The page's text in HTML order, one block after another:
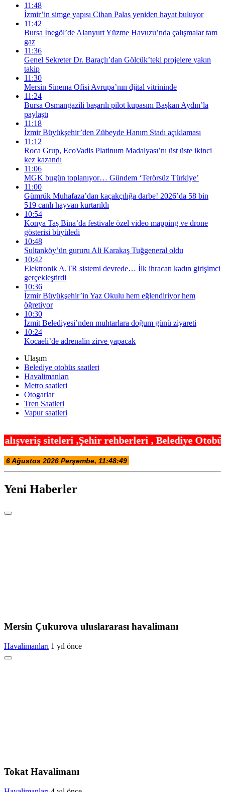
11:48
İzmir’in simge yapısı Cihan Palas yeniden hayat buluyor
11:42
Bursa İnegöl’de Alanyurt Yüzme Havuzu’nda çalışmalar tam
gaz
11:36
Genel Sekreter Dr. Baraçlı’dan Gölcük’teki projelere yakın
takip
11:30
Mersin Sinema Ofisi Avrupa’nın djital vitrininde
11:24
Bursa Osmangazili başarılı pilot kupasını Başkan Aydın’la
paylaştı
11:18
İzmir Büyükşehir’den Zübeyde Hanım Stadı açıklaması
11:12
Roca Grup, EcoVadis Platinum Madalyası’nı üst üste ikinci
kez kazandı
11:06
MGK bugün toplanıyor… Gündem ‘Terörsüz Türkiye’
11:00
Gümrük Muhafaza’dan kaçakçılığa darbe! 2026’da 58 bin
519 canlı hayvan kurtarıldı
10:54
Konya Taş Bina’da festivale özel video mapping ve drone
gösterisi büyüledi
10:48
Sultanköy’ün gururu Ali Karakaş Tuğgeneral oldu
10:42
Elektronik A.TR sistemi devrede… İlk ihracatı kadın girişimci
gerçekleştirdi
10:36
İzmir Büyükşehir’in Yaz Okulu hem eğlendiriyor hem
öğretiyor
10:30
İzmit Belediyesi’nden muhtarlara doğum günü ziyareti
10:24
Kocaeli’de adrenalin zirve yapacak
Ulaşım
Belediye otobüs saatleri
Havalimanları
Metro saatleri
Otogarlar
Tren Saatleri
Vapur saatleri
,Şehir rehberleri , Belediye
Yeni Haberler
Mersin Çukurova uluslararası havalimanı
Havalimanları 1 yıl önce
Tokat Havalimanı